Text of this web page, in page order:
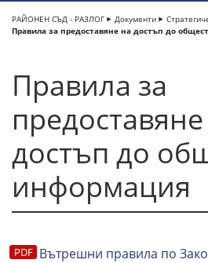
РАЙОНЕН СЪД - РАЗЛОГ Документи
Правила за предоставяне на достъп до
Правила за
достъп до
информация
Вътрешни правила по